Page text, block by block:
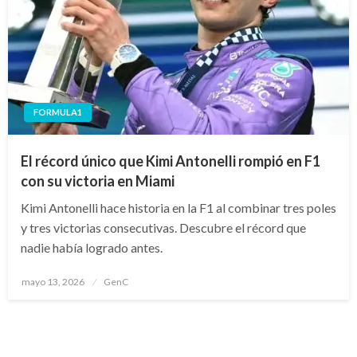
FORMULA1
El récord único que Kimi Antonelli rompió en F1
con su victoria en Miami
Kimi Antonelli hace historia en la F1 al combinar tres poles
y tres victorias consecutivas. Descubre el récord que
nadie había logrado antes.
Publicado
mayo 13, 2026 GenC